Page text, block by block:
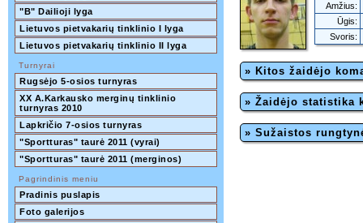
"B" Dailioji lyga
Lietuvos pietvakarių tinklinio I lyga
Lietuvos pietvakarių tinklinio II lyga
Turnyrai
Rugsėjo 5-osios turnyras
XX A.Karkausko merginų tinklinio
turnyras 2010
Lapkričio 7-osios turnyras
"Sportturas" taurė 2011 (vyrai)
"Sportturas" taurė 2011 (merginos)
Pagrindinis meniu
Pradinis puslapis
Foto galerijos
Amžius:
Ūgis:
Svoris:
» Kitos žaidėjo
» Žaidėjo statistika
» Sužaistos